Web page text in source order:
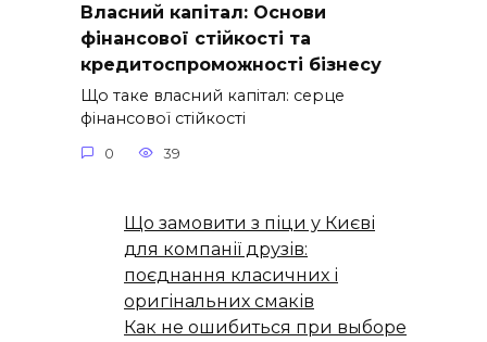
Власний капітал: Основи
фінансової стійкості та
кредитоспроможності бізнесу
Що таке власний капітал: серце
фінансової стійкості
0 39
Що замовити з піци у Києві
для компанії друзів:
поєднання класичних і
оригінальних смаків
Как не ошибиться при выборе